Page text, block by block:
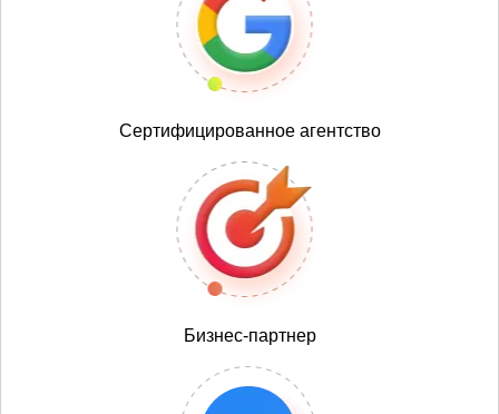
Сертифицированное агентство
Бизнес-партнер